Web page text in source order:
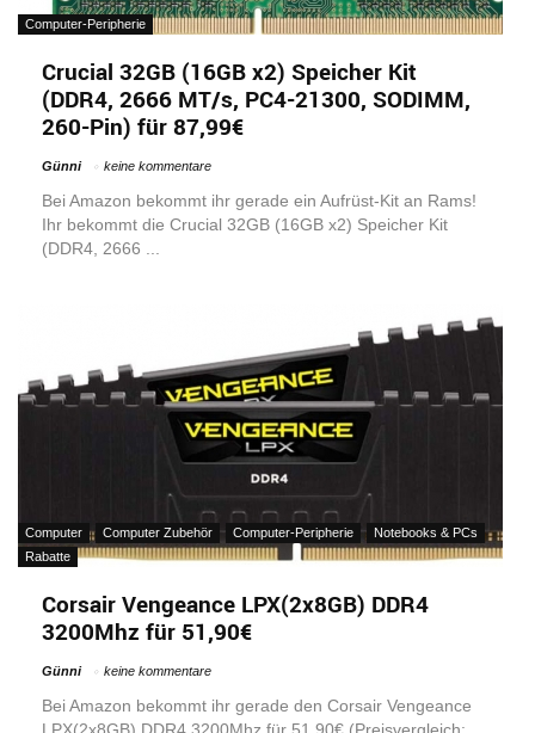
Computer-Peripherie
Crucial 32GB (16GB x2) Speicher Kit
(DDR4, 2666 MT/s, PC4-21300, SODIMM,
260-Pin) für 87,99€
Günni keine kommentare
Bei Amazon bekommt ihr gerade ein Aufrüst-Kit an Rams!
Ihr bekommt die Crucial 32GB (16GB x2) Speicher Kit
(DDR4, 2666 ...
Computer Computer Zubehör Computer-Peripherie
Notebooks & PCs
Rabatte
Corsair Vengeance LPX(2x8GB) DDR4
3200Mhz für 51,90€
Günni keine kommentare
Bei Amazon bekommt ihr gerade den Corsair Vengeance